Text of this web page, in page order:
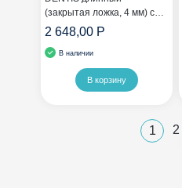
(закрытая ложка, 4 мм) с
шестигранником
2 648,00 Р
В наличии
В корзину
1 2